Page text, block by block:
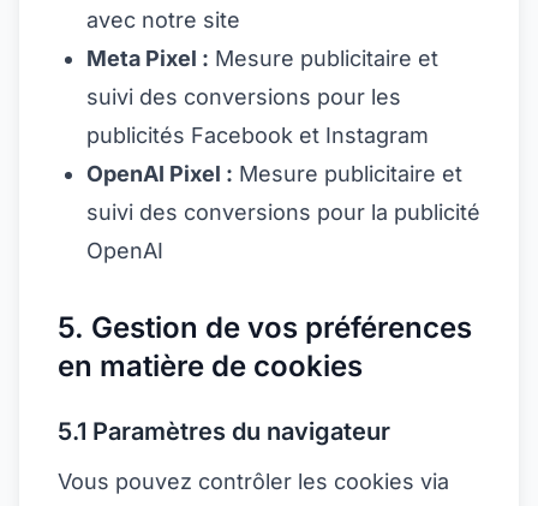
avec notre site
Meta Pixel : Mesure publicitaire et
suivi des conversions pour les
publicités Facebook et Instagram
OpenAI Pixel : Mesure publicitaire et
suivi des conversions pour la publicité
OpenAI
5. Gestion de vos préférences
en matière de cookies
5.1 Paramètres du navigateur
Vous pouvez contrôler les cookies via